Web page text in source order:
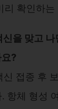
리 확인하
을 맞고 나
?
신 접종 후
항체 형성